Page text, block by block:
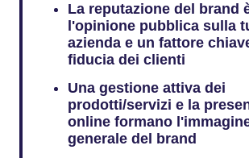
La reputazione del brand
l'opinione pubblica sulla
azienda e un fattore
fiducia dei clienti
Una gestione attiva dei
prodotti/servizi e la
online formano
generale del brand